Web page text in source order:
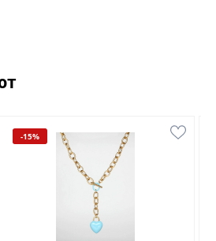
-15%